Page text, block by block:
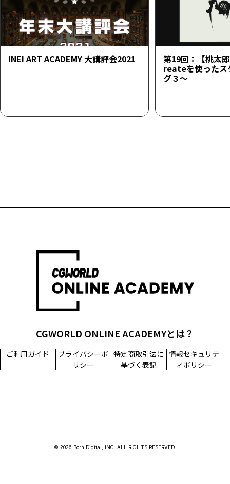
INEI ART ACADEMY 大講評会2021 第19回：【桃太
reateを使ったス
グ３～
CGWORLD ONLINE ACADEMYとは？
ご利用ガイド
プライバシーポ
リシー
特定商取引法に
基づく表記
情報セキュリテ
ィポリシー
© 2026 Born Digital, INC. ALL RIGHTS RESERVED.